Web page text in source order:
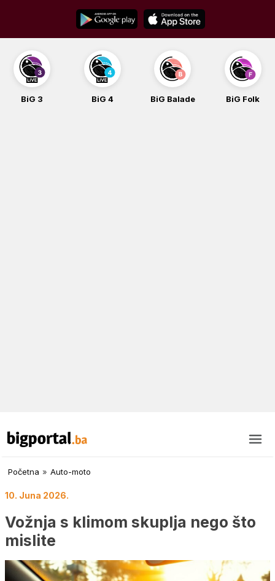
content
BiG 4 BiG Balade BiG Folk BiG iG
Početna » Auto-moto
10. Juna 2026.
Vožnja s klimom skuplja nego što
mislite